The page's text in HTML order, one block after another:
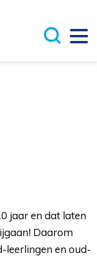
jaar en dat laten
Daarom
leerlingen en oud-